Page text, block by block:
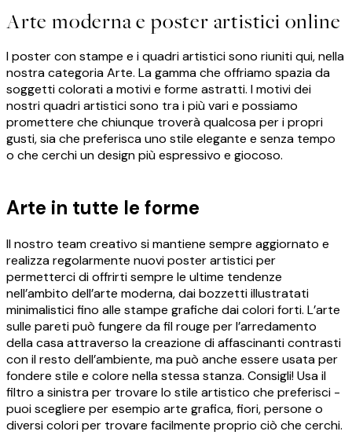
Arte moderna e poster artistici online
I poster con stampe e i quadri artistici sono riuniti qui, nella
nostra categoria Arte. La gamma che offriamo spazia da
soggetti colorati a motivi e forme astratti. I motivi dei
nostri quadri artistici sono tra i più vari e possiamo
promettere che chiunque troverà qualcosa per i propri
gusti, sia che preferisca uno stile elegante e senza tempo
o che cerchi un design più espressivo e giocoso.
Arte in tutte le forme
Il nostro team creativo si mantiene sempre aggiornato e
realizza regolarmente nuovi poster artistici per
permetterci di offrirti sempre le ultime tendenze
nell’ambito dell’arte moderna, dai bozzetti illustratati
minimalistici fino alle stampe grafiche dai colori forti. L’arte
sulle pareti può fungere da fil rouge per l’arredamento
della casa attraverso la creazione di affascinanti contrasti
con il resto dell’ambiente, ma può anche essere usata per
fondere stile e colore nella stessa stanza. Consigli! Usa il
filtro a sinistra per trovare lo stile artistico che preferisci -
puoi scegliere per esempio arte grafica, fiori, persone o
diversi colori per trovare facilmente proprio ciò che cerchi.